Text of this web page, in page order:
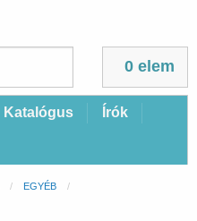
0 elem
Katalógus Írók
EGYÉB